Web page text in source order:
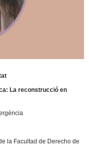
La reconstrucció en
la Facultad de Derecho de